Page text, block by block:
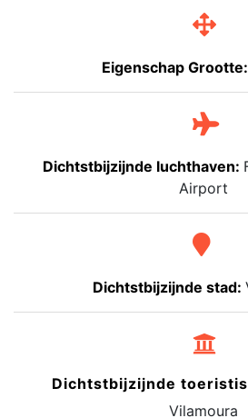
Eigenschap Grootte:
Dichtstbijzijnde luchthaven:
Airport
Dichtstbijzijnde stad:
Dichtstbijzijnde
Vilamoura